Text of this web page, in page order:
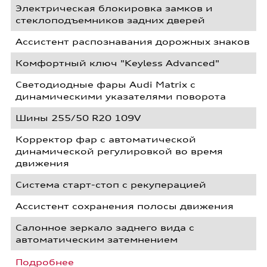
Электрическая блокировка замков и
стеклоподъемников задних дверей
Ассистент распознавания дорожных знаков
Комфортный ключ "Keyless Advanced"
Светодиодные фары Audi Matrix с
динамическими указателями поворота
Шины 255/50 R20 109V
Корректор фар с автоматической
динамической регулировкой во время
движения
Система старт-стоп с рекуперацией
Ассистент сохранения полосы движения
Салонное зеркало заднего вида с
автоматическим затемнением
Подробнее